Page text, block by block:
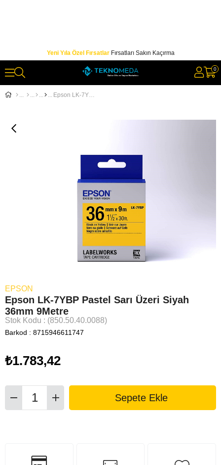
Yeni Yıla Özel FırsatlarFırsatları Sakın Kaçırma
0
Epson LK-7YBP Pastel Sarı Üzeri Siyah 36mm 9Metre
EPSON
Epson LK-7YBP Pastel Sarı Üzeri Siyah
36mm 9Metre
Stok Kodu (850.50.40.0088)
Barkod : 8715946611747
₺1.783,42